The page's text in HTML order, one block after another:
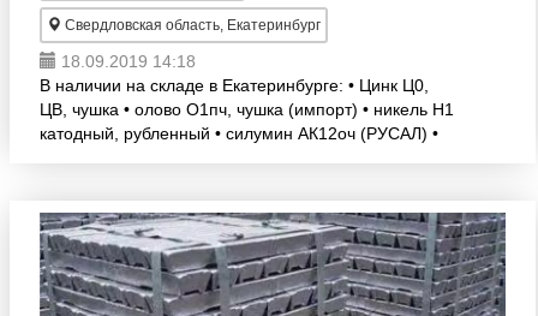
Свердловская область, Екатеринбург
18.09.2019 14:18
В наличии на складе в Екатеринбурге: • Цинк Ц0,
ЦВ, чушка • олово О1пч, чушка (импорт) • никель Н1
катодный, рубленный • силумин АК12оч (РУСАЛ) •